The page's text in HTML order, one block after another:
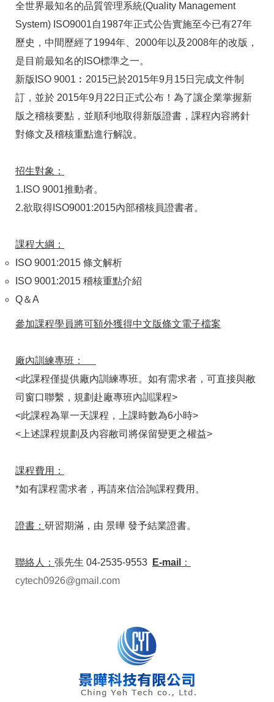
全世界最知名的品質管理系統(Quality Management
System) ISO9001自1987年正式公告實施至今已有27年
歷史，中間歷經了1994年、2000年以及2008年的改版，
是目前最知名的ISO標準之一。
新版ISO 9001︰2015已於2015年9月15日完成文件制
訂，並於 2015年9月22日正式公布！ 為了讓企業掌握新
版之稽核要點，並順利地取得新版證書，課程內容將針
對條文及稽核重點進行解說。
招生對象：
1.ISO 9001推動者。
2.欲取得ISO9001:2015內部稽核員證書者。
課程大綱：
ISO 9001:2015 條文解析
ISO 9001:2015 稽核重點介紹
Q＆A
參加課程學員將可額外獲得中文版條文電子檔案
廠內訓練專班：
<此課程僅提供廠內訓練專班。如有需求者，可直接與敝
司窗口聯繫，規劃赴廠專班內訓課程>
<此課程為單一天課程，上課時數為6小時>
<上述課程規劃及內容敝司將保留變更之權益>
課程費用：
*如有課程需求者，再請來信洽詢課程費用。
證書： 研習期滿，由 景曄 發予結業證書。
聯絡人： 張先生 04-2535-9553
E-mail：
cytech0926@gmail.com